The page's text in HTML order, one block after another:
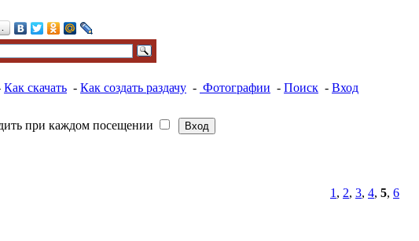
Как скачать - Как создать раздачу - Фотографии - Поиск - Вход
при каждом посещении
1 , 2, 3, 4, 5, 6